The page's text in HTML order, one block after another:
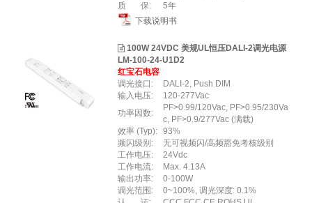
质 保:
5年
下载说明书
100W 24VDC 美规UL恒压DALI-2调光电源
LM-100-24-U1D2
红宝石电容
调光接口:
DALI-2, Push DIM
输入电压:
120-277Vac
功率因数:
PF>0.99/120Vac, PF>0.95/230Va
c, PF>0.9/277Vac (满载)
效率 (Typ): 93%
频闪级别:
无可视频闪/高频豁免考核级别
工作电压:
24Vdc
工作电流:
Max. 4.13A
输出功率:
0-100W
调光范围:
0~100%, 调光深度: 0.1%